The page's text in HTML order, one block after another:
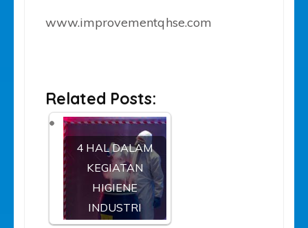
www.improvementqhse.com
Related Posts:
4 HAL DALAM
KEGIATAN
HIGIENE
INDUSTRI